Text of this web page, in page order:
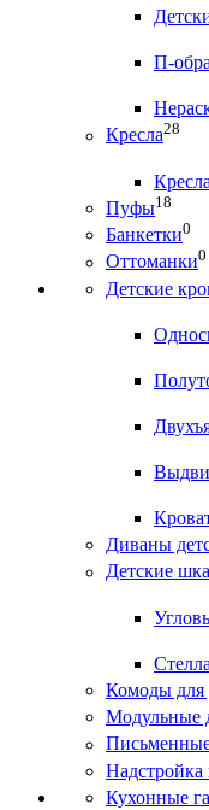
П-
Кресла28
Пуфы18
Банкетки0
Оттоманки0
Детские
Диваны
Детские
Комоды для
Модульные
Надстройка
Кухонные